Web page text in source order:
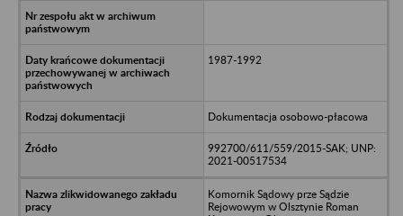
1987-1992
Dokumentacja osobowo-płacowa
992700/611/559/2015-SAK; UNP:
2021-00517534
Komornik Sądowy prze Sądzie
Rejowowym w Olsztynie Roman